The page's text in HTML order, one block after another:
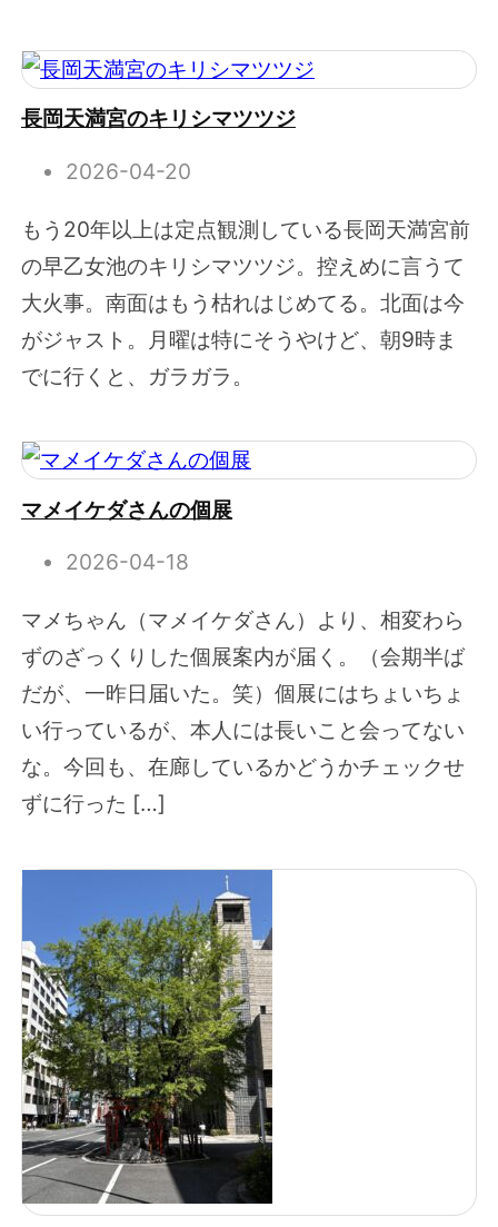
長岡天満宮のキリシマツツジ
2026-04-20
もう20年以上は定点観測している長岡天満宮前
の早乙女池のキリシマツツジ。控えめに言うて
大火事。南面はもう枯れはじめてる。北面は今
がジャスト。月曜は特にそうやけど、朝9時ま
でに行くと、ガラガラ。
マメイケダさんの個展
2026-04-18
マメちゃん（マメイケダさん）より、相変わら
ずのざっくりした個展案内が届く。（会期半ば
だが、一昨日届いた。笑）個展にはちょいちょ
い行っているが、本人には長いこと会ってない
な。今回も、在廊しているかどうかチェックせ
ずに行った […]